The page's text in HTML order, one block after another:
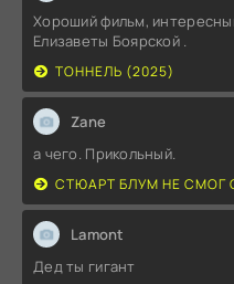
Хороший фильм,
Елизаветы Боярской .
ТОННЕЛЬ (2025)
Zane
а чего. Прикольный.
СТЮАРТ БЛУМ НЕ СМОГ
Lamont
Дед ты гигант